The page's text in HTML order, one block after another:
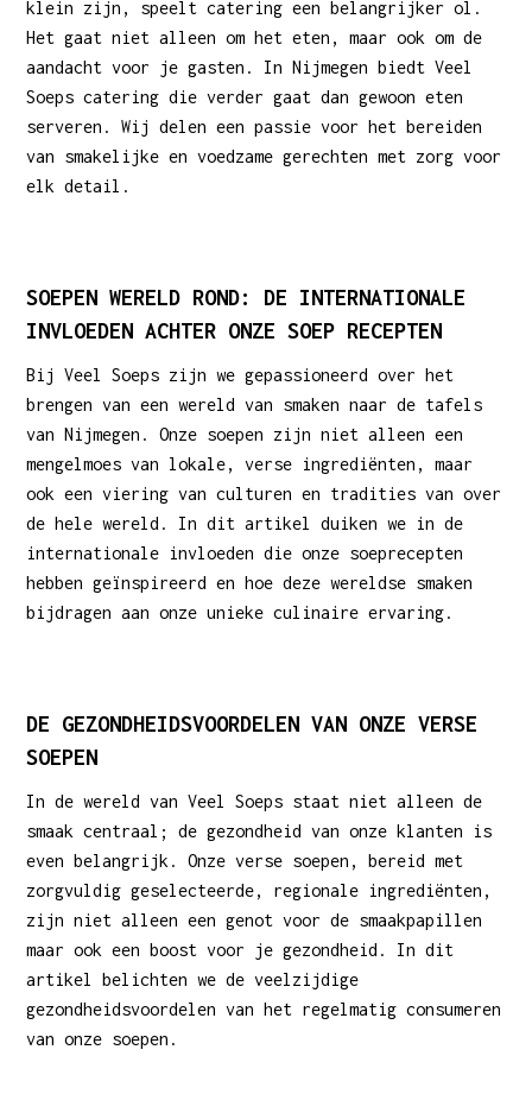
klein zijn, speelt catering een belangrijker ol.
Het gaat niet alleen om het eten, maar ook om de
aandacht voor je gasten. In Nijmegen biedt Veel
Soeps catering die verder gaat dan gewoon eten
serveren. Wij delen een passie voor het bereiden
van smakelijke en voedzame gerechten met zorg voor
elk detail.
SOEPEN WERELD ROND: DE INTERNATIONALE
INVLOEDEN ACHTER ONZE SOEP RECEPTEN
Bij Veel Soeps zijn we gepassioneerd over het
brengen van een wereld van smaken naar de tafels
van Nijmegen. Onze soepen zijn niet alleen een
mengelmoes van lokale, verse ingrediënten, maar
ook een viering van culturen en tradities van over
de hele wereld. In dit artikel duiken we in de
internationale invloeden die onze soeprecepten
hebben geïnspireerd en hoe deze wereldse smaken
bijdragen aan onze unieke culinaire ervaring.
DE GEZONDHEIDSVOORDELEN VAN ONZE VERSE
SOEPEN
In de wereld van Veel Soeps staat niet alleen de
smaak centraal; de gezondheid van onze klanten is
even belangrijk. Onze verse soepen, bereid met
zorgvuldig geselecteerde, regionale ingrediënten,
zijn niet alleen een genot voor de smaakpapillen
maar ook een boost voor je gezondheid. In dit
artikel belichten we de veelzijdige
gezondheidsvoordelen van het regelmatig consumeren
van onze soepen.